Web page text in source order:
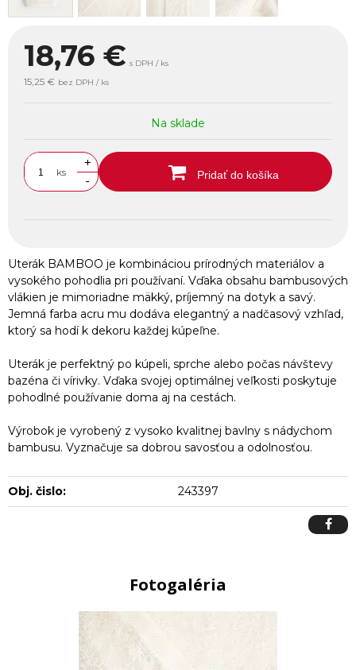
18,76 € s DPH / ks
15,25 € bez DPH / ks
Na sklade
ks
+
-
Pridať do košíka
Uterák BAMBOO je kombináciou prírodných materiálov a
vysokého pohodlia pri používaní. Vďaka obsahu bambusových
vlákien je mimoriadne mäkký, príjemný na dotyk a savý.
Jemná farba acru mu dodáva elegantný a nadčasový vzhľad,
ktorý sa hodí k dekoru každej kúpeľne.
Uterák je perfektný po kúpeli, sprche alebo počas návštevy
bazéna či vírivky. Vďaka svojej optimálnej veľkosti poskytuje
pohodlné používanie doma aj na cestách.
Výrobok je vyrobený z vysoko kvalitnej bavlny s nádychom
bambusu. Vyznačuje sa dobrou savosťou a odolnosťou.
Obj. čislo: 243397
Fotogaléria